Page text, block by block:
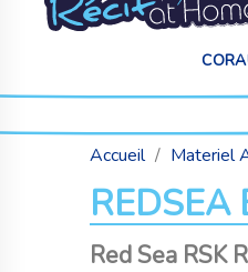
Accueil
Materiel
REDSEA
Red Sea RSK